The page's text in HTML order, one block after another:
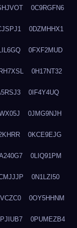
0C9RGFN6
0DZMHHX1
0FXF2MUD
0H17NT32
0IF4Y4UQ
0JMG9NJH
0KCE9EJG
0LIQ91PM
0N1LZI50
0OY5HHNM
0PUMEZB4